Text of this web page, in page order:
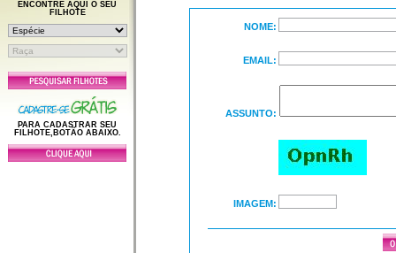
ENCONTRE AQUI O SEU
FILHOTE
PARA CADASTRAR SEU
FILHOTE,BOTÃO ABAIXO.
NOME:
EMAIL:
ASSUNTO:
IMAGEM: